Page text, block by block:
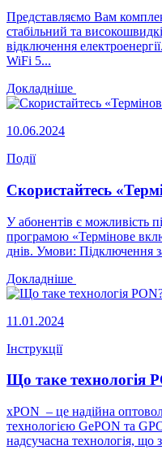
Представляємо Вам
стабільний та
відключення
WiFi 5...
Докладніше
10.06.2024
Події
Скористайтесь
У абонентів є можливість
програмою «Термінове
днів. Умови: Підключення
Докладніше
11.01.2024
Інструкції
Що таке технологія
xPON – це надійна
технологією GePON та
надсучасна технологія, що